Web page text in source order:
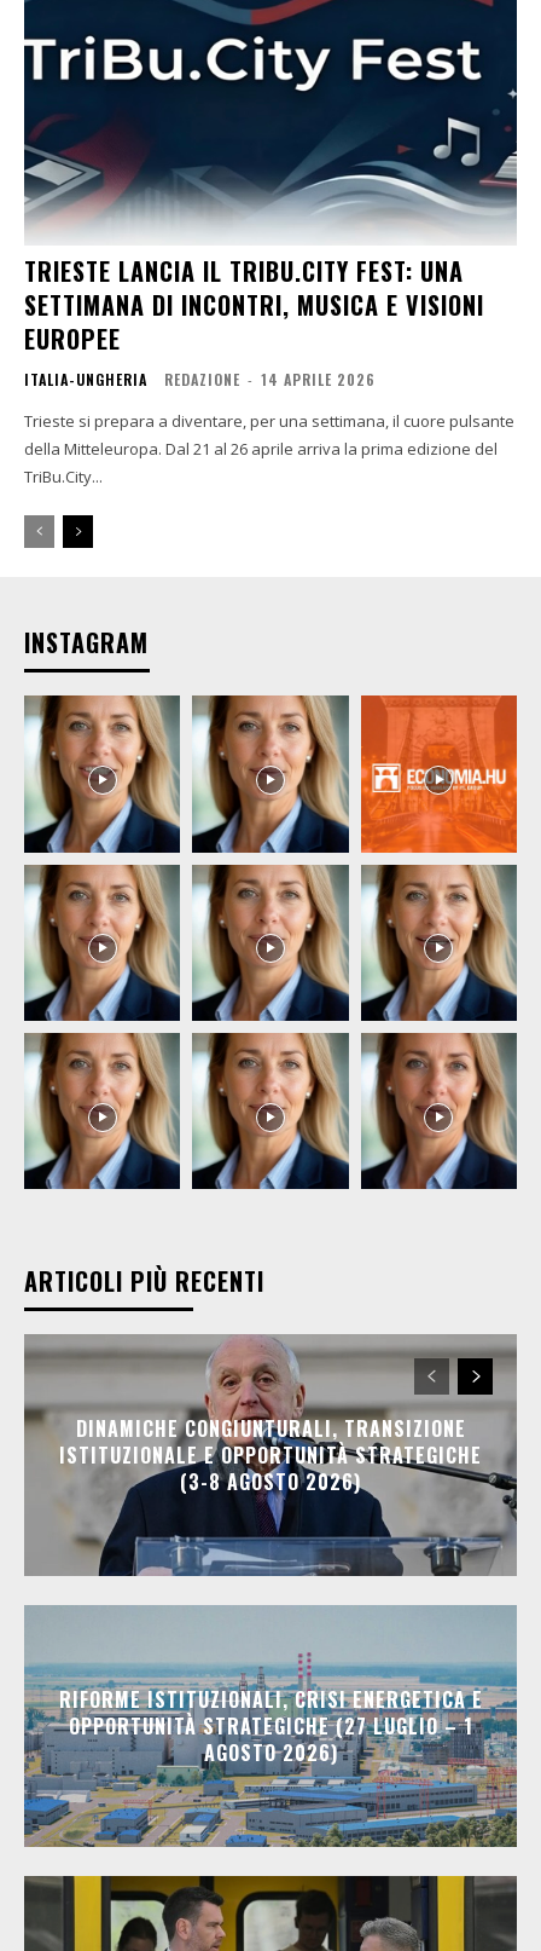
TRIESTE LANCIA IL TRIBU.CITY FEST: UNA
SETTIMANA DI INCONTRI, MUSICA E VISIONI
EUROPEE
ITALIA-UNGHERIA REDAZIONE - 14 APRILE 2026
Trieste si prepara a diventare, per una settimana, il cuore pulsante
della Mitteleuropa. Dal 21 al 26 aprile arriva la prima edizione del
TriBu.City...
INSTAGRAM
ARTICOLI PIÙ RECENTI
DINAMICHE CONGIUNTURALI, TRANSIZIONE
ISTITUZIONALE E OPPORTUNITÀ STRATEGICHE
(3-8 AGOSTO 2026)
RIFORME ISTITUZIONALI, CRISI ENERGETICA E
OPPORTUNITÀ STRATEGICHE (27 LUGLIO – 1
AGOSTO 2026)